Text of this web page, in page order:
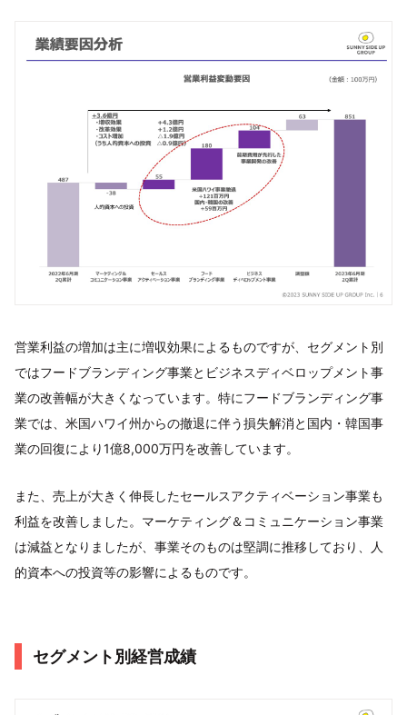
営業利益の増加は主に増収効果によるものですが、セグメント別
ではフードブランディング事業とビジネスディベロップメント事
業の改善幅が大きくなっています。特にフードブランディング事
業では、米国ハワイ州からの撤退に伴う損失解消と国内・韓国事
業の回復により1億8,000万円を改善しています。
また、売上が大きく伸長したセールスアクティベーション事業も
利益を改善しました。マーケティング＆コミュニケーション事業
は減益となりましたが、事業そのものは堅調に推移しており、人
的資本への投資等の影響によるものです。
セグメント別経営成績